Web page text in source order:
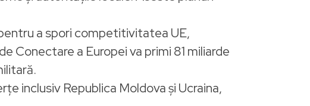
a spori competitivitatea UE,
Conectare a Europei va primi 81 miliarde
inclusiv Republica Moldova și Ucraina,